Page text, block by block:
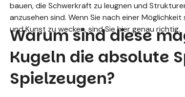
bauen, die Schwerkraft zu leugnen und
anzusehen sind. Wenn Sie nach einer
und Kunst zu wecken, sind Sie hier genau richtig.
Warum sind diese
Kugeln die absolute
Spielzeugen?